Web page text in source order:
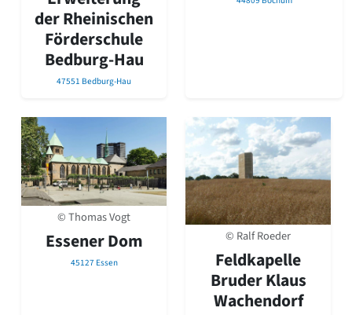
der Rheinischen
Förderschule
Bedburg-Hau
47551 Bedburg-Hau
© Thomas Vogt
Essener Dom
45127 Essen
© Ralf Roeder
Feldkapelle
Bruder Klaus
Wachendorf